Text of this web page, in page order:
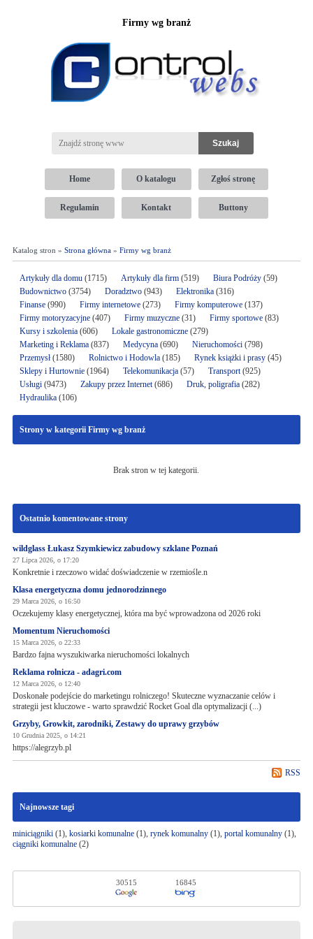
Firmy wg branż
Home O katalogu Zgłoś stronę
Regulamin Kontakt Buttony
Katalog stron » Strona główna» Firmy wg branż
Artykuły dla domu(1715) Artykuły dla firm(519) Biura Podróży(59)
Budownictwo(3754) Doradztwo(943) Elektronika (316)
Finanse(990) Firmy internetowe (273) Firmy komputerowe(137)
Firmy motoryzacyjne(407) Firmy muzyczne(31) Firmy sportowe(83)
Kursy i szkolenia(606) Lokale gastronomiczne(279)
Marketing i Reklama(837) Medycyna(690) Nieruchomości(798)
Przemysł(1580) Rolnictwo i Hodowla(185) Rynek książki i prasy(45)
Sklepy i Hurtownie(1964) Telekomunikacja(57) Transport(925)
Usługi(9473) Zakupy przez Internet(686) Druk, poligrafia(282)
Hydraulika(106)
Strony w kategorii Firmy wg branż
Brak stron w tej kategorii.
Ostatnio komentowane strony
wildglass Łukasz Szymkiewicz zabudowy szklane Poznań
27 Lipca 2026, o 17:20
Konkretnie i rzeczowo widać doświadczenie w rzemiośle.n
Klasa energetyczna domu jednorodzinnego
29 Marca 2026, o 16:50
Oczekujemy klasy energetycznej, która ma być wprowadzona od 2026 roki
Momentum Nieruchomości
15 Marca 2026, o 22:33
Bardzo fajna wyszukiwarka nieruchomości lokalnych
Reklama rolnicza - adagri.com
12 Marca 2026, o 12:40
Doskonałe podejście do marketingu rolniczego! Skuteczne wyznaczanie celów i
strategii jest kluczowe - warto sprawdzić Rocket Goal dla optymalizacji (...)
Grzyby, Growkit, zarodniki, Zestawy do uprawy grzybów
10 Grudnia 2025, o 14:21
https://alegrzyb.pl
RSS
Najnowsze tagi
miniciągniki(1), kosiarki komunalne(1), rynek komunalny(1), portal komunalny(1),
ciągniki komunalne(2)
30515 16845